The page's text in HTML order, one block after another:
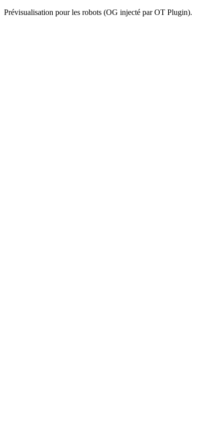
Prévisualisation pour les robots (OG injecté par OT Plugin).